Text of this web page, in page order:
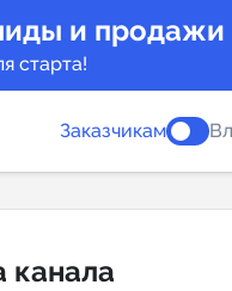
и продажи
старта!
Заказчикам
канала